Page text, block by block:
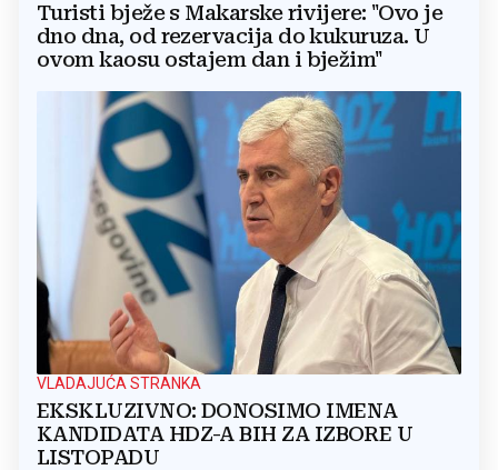
Turisti bježe s Makarske rivijere: "Ovo je
dno dna, od rezervacija do kukuruza. U
ovom kaosu ostajem dan i bježim"
VLADAJUĆA STRANKA
EKSKLUZIVNO: DONOSIMO IMENA
KANDIDATA HDZ-A BIH ZA IZBORE U
LISTOPADU